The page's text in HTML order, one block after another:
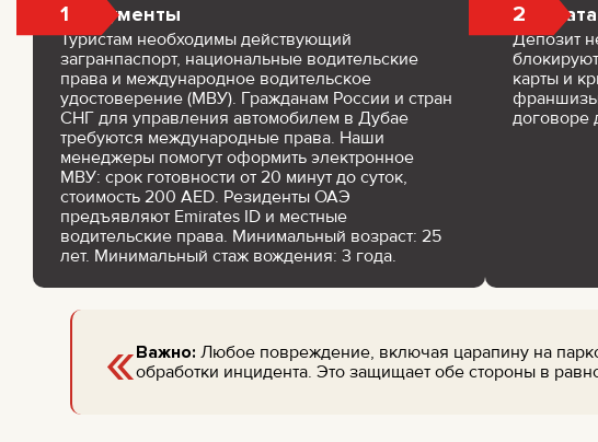
1 Документы
Туристам необходимы действующий
загранпаспорт, национальные водительские
права и международное водительское
удостоверение (МВУ). Гражданам России и стран
СНГ для управления автомобилем в Дубае
требуются международные права. Наши
менеджеры помогут оформить электронное
МВУ: срок готовности от 20 минут до суток,
стоимость 200 AED. Резиденты ОАЭ
предъявляют Emirates ID и местные
водительские права. Минимальный возраст: 25
лет. Минимальный стаж вождения: 3 года.
2
Депозит
карты и
договоре
«Важно: Любое повреждение, включая царапину на
обработки инцидента. Это защищает обе стороны в